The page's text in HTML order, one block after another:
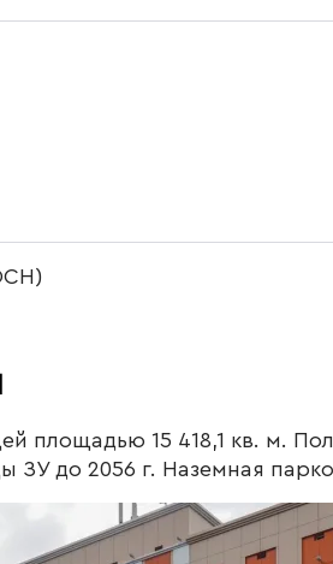
площадью 15 418,1 кв. м.
ЗУ до 2056 г. Наземная